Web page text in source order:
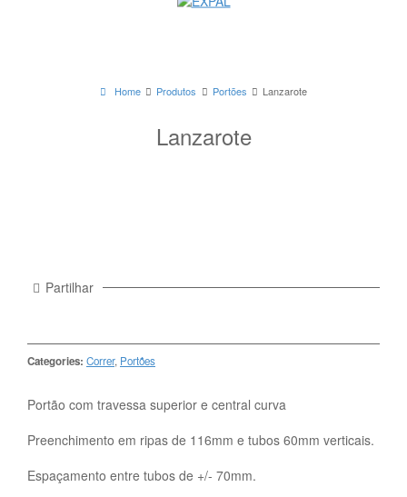
Home Produtos Portões Lanzarote
Lanzarote
Partilhar
Categories: Correr, Portões
Portão com travessa superior e central curva
Preenchimento em ripas de 116mm e tubos 60mm verticais.
Espaçamento entre tubos de +/- 70mm.